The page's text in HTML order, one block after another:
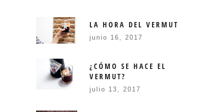
LA HORA DEL VERMUT
junio 16, 2017
¿CÓMO SE HACE EL
VERMUT?
julio 13, 2017